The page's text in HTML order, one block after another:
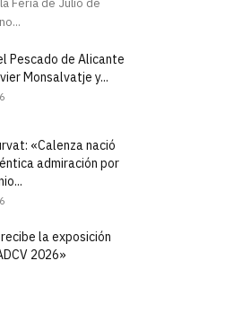
Pescado de Alicante
Monsalvatje y...
«Calenza nació
admiración por
la exposición
2026»